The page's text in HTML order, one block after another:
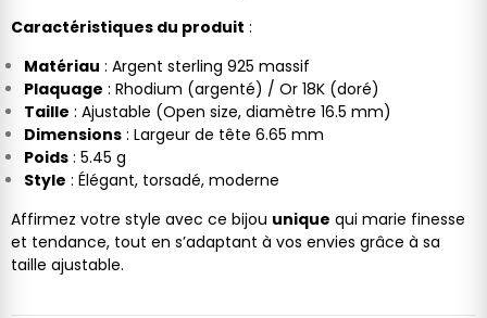
Caractéristiques du produit :
Matériau : Argent sterling 925 massif
Plaquage : Rhodium (argenté) / Or 18K (doré)
Taille : Ajustable (Open size, diamètre 16.5 mm)
Dimensions : Largeur de tête 6.65 mm
Poids : 5.45 g
Style : Élégant, torsadé, moderne
Affirmez votre style avec ce bijou unique qui marie finesse
et tendance, tout en s’adaptant à vos envies grâce à sa
taille ajustable.